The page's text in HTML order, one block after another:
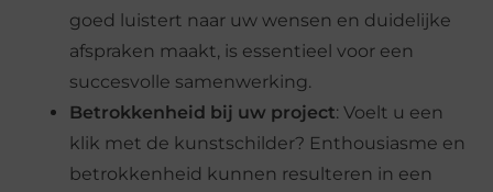
goed luistert naar uw wensen en duidelijke
afspraken maakt, is essentieel voor een
succesvolle samenwerking.
Betrokkenheid bij uw project: Voelt u een
klik met de kunstschilder? Enthousiasme en
betrokkenheid kunnen resulteren in een